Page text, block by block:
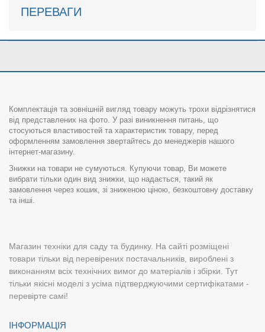
ПЕРЕВАГИ
Комплектація та зовнішній вигляд товару можуть трохи відрізнятися
від представлених на фото. У разі виникнення питань, що
стосуються властивостей та характеристик товару, перед
оформленням замовлення звертайтесь до менеджерів нашого
інтернет-магазину.
Знижки на товари не сумуються. Купуючи товар, Ви можете
вибрати тільки один вид знижки, що надається, такий як
замовлення через кошик, зі зниженою ціною, безкоштовну доставку
та інші.
Магазин техніки для саду та будинку. На сайті розміщені
товари тільки від перевірених постачальників, вироблені з
виконанням всіх технічних вимог до матеріалів і збірки. Тут
тільки якісні моделі з усіма підтверджуючими сертифікатами -
перевірте самі!
ІНФОРМАЦІЯ